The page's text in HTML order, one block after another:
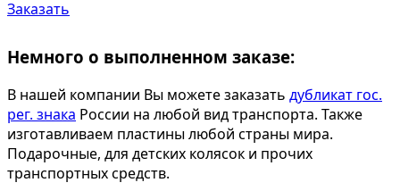
Заказать
Немного о выполненном заказе:
В нашей компании Вы можете заказать дубликат гос.
рег. знака России на любой вид транспорта. Также
изготавливаем пластины любой страны мира.
Подарочные, для детских колясок и прочих
транспортных средств.